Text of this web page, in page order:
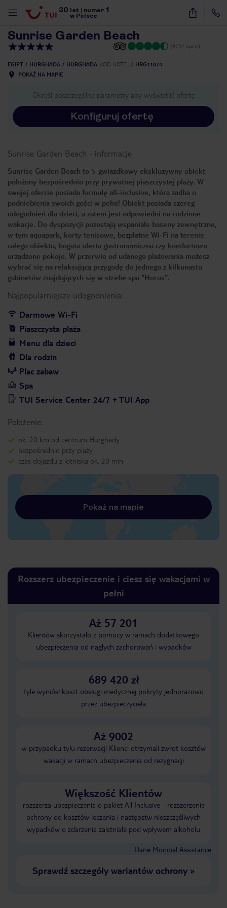
30 lat numer 1
w Polsce
60
Sunrise Garden Beach
(9731 opinii)
EGIPT HURGHADA HURGHADA KOD HOTELU HRG11074
POKAŻ NA MAPIE
Określ poszczególne parametry aby wyświetlić ofertę
Konfiguruj ofertę
Sunrise Garden Beach - informacje
Sunrise Garden Beach to 5-gwiazdkowy ekskluzywny obiekt
położony bezpośrednio przy prywatnej piaszczystej plaży. W
swojej ofercie posiada formułę all-inclusive, która zadba o
podniebienia swoich gości w pełni! Obiekt posiada szereg
udogodnień dla dzieci, a zatem jest odpowiedni na rodzinne
wakacje. Do dyspozycji pozostają wspaniałe baseny zewnętrzne,
w tym aquapark, korty tenisowe, bezpłatne Wi-Fi na terenie
całego obiektu, bogata oferta gastronomiczna czy komfortowo
urządzone pokoje. W przerwie od udanego plażowania możesz
wybrać się na relaksującą przygodę do jednego z kilkunastu
gabinetów znajdujących się w strefie spa "Horus".
Najpopularniejsze udogodnienia:
Darmowe Wi-Fi
Piaszczysta plaża
Menu dla dzieci
Dla rodzin
Plac zabaw
Spa
TUI Service Center 24/7 + TUI App
Położenie:
ok. 20 km od centrum Hurghady
bezpośrednio przy plaży
czas dojazdu z lotniska ok. 20 min
Pokaż na mapie
Rozszerz ubezpieczenie i ciesz się wakacjami w
pełni
Aż 57 201
Klientów skorzystało z pomocy w ramach dodatkowego
ubezpieczenia od nagłych zachorowań i wypadków
689 420 zł
tyle wyniósł koszt obsługi medycznej pokryty jednorazowo
przez ubezpieczyciela
Aż 9002
w przypadku tylu rezerwacji Klienci otrzymali zwrot kosztów
wakacji w ramach ubezpieczenia od rezygnacji
Większość Klientów
rozszerza ubezpieczenia o pakiet All Inclusive - rozszerzenie
ochrony od kosztów leczenia i następstw nieszczęśliwych
wypadków o zdarzenia zaistniałe pod wpływem alkoholu
Dane Mondial Assistance
Sprawdź szczegóły wariantów ochrony»